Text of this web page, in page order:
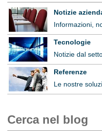
Notizie
Informazioni,
Tecnologie
Notizie dal
Referenze
Le nostre
Cerca nel blog